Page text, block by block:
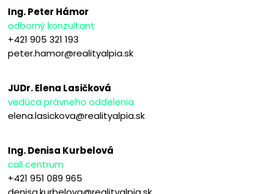
Ing. Peter Hámor
odborný konzultant
+421 905 321 193
peter.hamor@realityalpia.sk
JUDr. Elena Lasičková
vedúca právneho oddelenia
elena.lasickova@realityalpia.sk
Ing. Denisa Kurbelová
call centrum
+421 951 089 965